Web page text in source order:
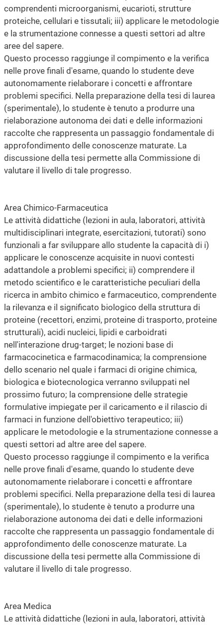
comprendenti microorganismi, eucarioti, strutture
proteiche, cellulari e tissutali; iii) applicare le metodologie
e la strumentazione connesse a questi settori ad altre
aree del sapere.
Questo processo raggiunge il compimento e la verifica
nelle prove finali d'esame, quando lo studente deve
autonomamente rielaborare i concetti e affrontare
problemi specifici. Nella preparazione della tesi di laurea
(sperimentale), lo studente è tenuto a produrre una
rielaborazione autonoma dei dati e delle informazioni
raccolte che rappresenta un passaggio fondamentale di
approfondimento delle conoscenze maturate. La
discussione della tesi permette alla Commissione di
valutare il livello di tale progresso.
Area Chimico-Farmaceutica
Le attività didattiche (lezioni in aula, laboratori, attività
multidisciplinari integrate, esercitazioni, tutorati) sono
funzionali a far sviluppare allo studente la capacità di i)
applicare le conoscenze acquisite in nuovi contesti
adattandole a problemi specifici; ii) comprendere il
metodo scientifico e le caratteristiche peculiari della
ricerca in ambito chimico e farmaceutico, comprendente
la rilevanza e il significato biologico della struttura di
proteine (recettori, enzimi, proteine di trasporto, proteine
strutturali), acidi nucleici, lipidi e carboidrati
nell'interazione drug-target; le nozioni base di
farmacocinetica e farmacodinamica; la comprensione
dello scenario nel quale i farmaci di origine chimica,
biologica e biotecnologica verranno sviluppati nel
prossimo futuro; la comprensione delle strategie
formulative impiegate per il caricamento e il rilascio di
farmaci in funzione dell'obiettivo terapeutico; iii)
applicare le metodologie e la strumentazione connesse a
questi settori ad altre aree del sapere.
Questo processo raggiunge il compimento e la verifica
nelle prove finali d'esame, quando lo studente deve
autonomamente rielaborare i concetti e affrontare
problemi specifici. Nella preparazione della tesi di laurea
(sperimentale), lo studente è tenuto a produrre una
rielaborazione autonoma dei dati e delle informazioni
raccolte che rappresenta un passaggio fondamentale di
approfondimento delle conoscenze maturate. La
discussione della tesi permette alla Commissione di
valutare il livello di tale progresso.
Area Medica
Le attività didattiche (lezioni in aula, laboratori, attività